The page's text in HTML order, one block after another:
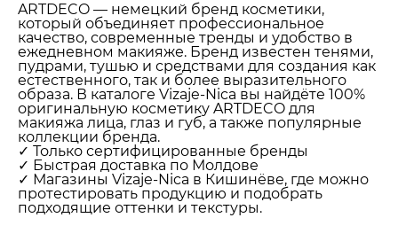
Парфюмерия
Уход за кожей
Волосы
Мужчины
ARTDECO — немецкий бренд косметики,
который объединяет профессиональное
качество, современные тренды и удобство в
ежедневном макияже. Бренд известен тенями,
пудрами, тушью и средствами для создания как
естественного, так и более выразительного
образа. В каталоге Vizaje-Nica вы найдёте 100%
оригинальную косметику ARTDECO для
макияжа лица, глаз и губ, а также популярные
коллекции бренда.
✓ Только сертифицированные бренды
✓ Быстрая доставка по Молдове
✓ Магазины Vizaje-Nica в Кишинёве, где можно
протестировать продукцию и подобрать
подходящие оттенки и текстуры.